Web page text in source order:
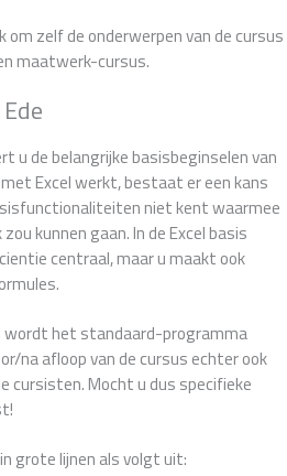
zelf de onderwerpen van de cursus
maatwerk-cursus.
u de belangrijke basisbeginselen van
Excel werkt, bestaat er een kans
niet kent waarmee
kunnen gaan. In de Excel basis
centraal, maar u maakt ook
wordt het standaard-programma
na afloop van de cursus echter ook
cursisten. Mocht u dus specifieke
grote lijnen als volgt uit: